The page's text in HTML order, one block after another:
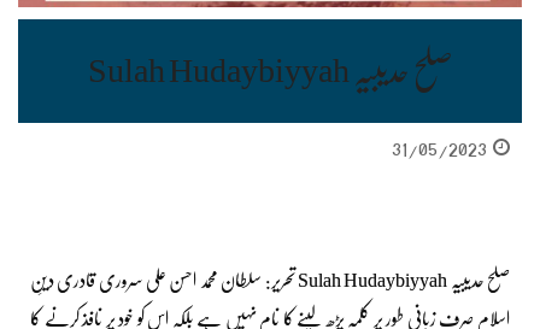
صلح حدیبیہ Sulah Hudaybiyyah
31/05/2023
صلح حدیبیہ Sulah Hudaybiyyah تحریر: سلطان محمد احسن علی سروری قادری دینِ
اسلام صرف زبانی طور پر کلمہ پڑھ لینے کا نام نہیں ہے بلکہ اس کو خود پر نافذ کرنے کا